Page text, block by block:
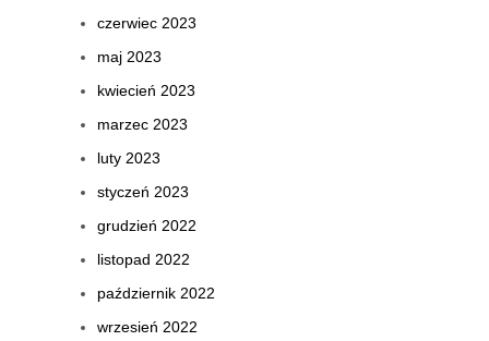
czerwiec 2023
maj 2023
kwiecień 2023
marzec 2023
luty 2023
styczeń 2023
grudzień 2022
listopad 2022
październik 2022
wrzesień 2022